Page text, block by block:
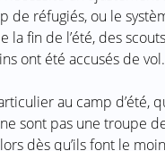
de réfugiés, ou le
fin de l’été, des
ont été accusés de vol.
au camp d’été,
sont pas une troupe
dès qu’ils font le